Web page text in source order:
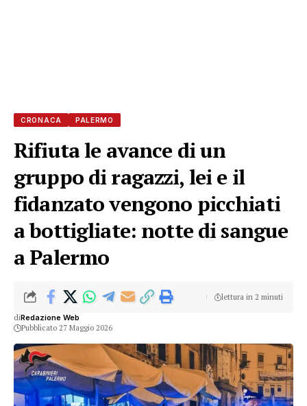
CRONACA PALERMO
Rifiuta le avance di un
gruppo di ragazzi, lei e il
fidanzato vengono picchiati
a bottigliate: notte di sangue
a Palermo
diRedazione Web
Pubblicato 27 Maggio 2026
lettura in 2 minuti